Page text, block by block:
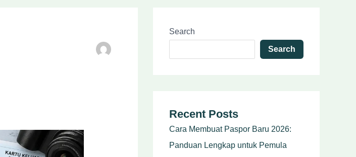
Search
Search
Recent Posts
Cara Membuat Paspor Baru 2026:
Panduan Lengkap untuk Pemula